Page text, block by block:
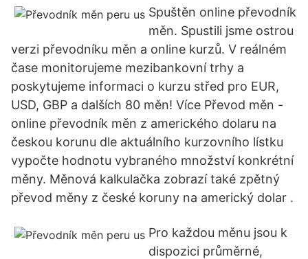
Spuštěn online převodník
měn. Spustili jsme ostrou
verzi převodníku měn a online kurzů. V reálném
čase monitorujeme mezibankovní trhy a
poskytujeme informaci o kurzu střed pro EUR,
USD, GBP a dalších 80 měn! Více Převod měn -
online převodník měn z amerického dolaru na
českou korunu dle aktuálního kurzovního lístku
vypočte hodnotu vybraného množství konkrétní
měny. Měnová kalkulačka zobrazí také zpětný
převod měny z české koruny na americký dolar .
Pro každou měnu jsou k
dispozici průměrné,